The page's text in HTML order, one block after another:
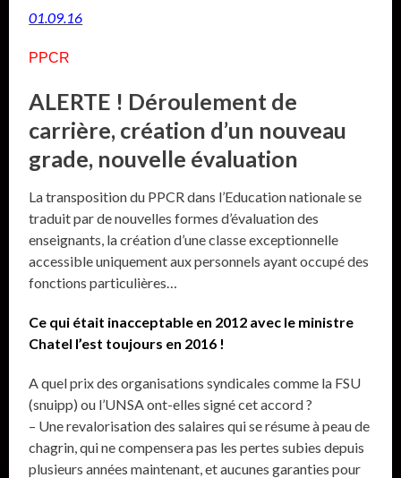
01.09.16
PPCR
ALERTE ! Déroulement de
carrière, création d’un nouveau
grade, nouvelle évaluation
La transposition du PPCR dans l’Education nationale se
traduit par de nouvelles formes d’évaluation des
enseignants, la création d’une classe exceptionnelle
accessible uniquement aux personnels ayant occupé des
fonctions particulières…
Ce qui était inacceptable en 2012 avec le ministre
Chatel l’est toujours en 2016 !
A quel prix des organisations syndicales comme la FSU
(snuipp) ou l’UNSA ont-elles signé cet accord ?
– Une revalorisation des salaires qui se résume à peau de
chagrin, qui ne compensera pas les pertes subies depuis
plusieurs années maintenant, et aucunes garanties pour